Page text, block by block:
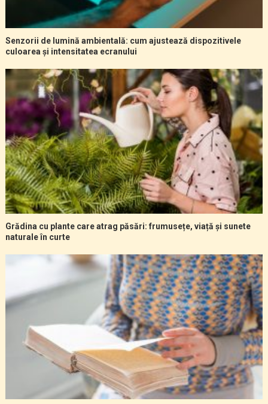
Senzorii de lumină ambientală: cum ajustează dispozitivele
culoarea și intensitatea ecranului
Grădina cu plante care atrag păsări: frumusețe, viață și sunete
naturale în curte